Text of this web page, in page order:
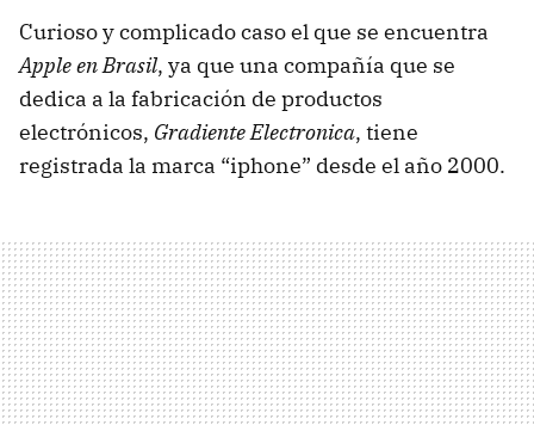
Curioso y complicado caso el que se encuentra
Apple en Brasil, ya que una compañía que se
dedica a la fabricación de productos
electrónicos, Gradiente Electronica, tiene
registrada la marca “iphone” desde el año 2000.